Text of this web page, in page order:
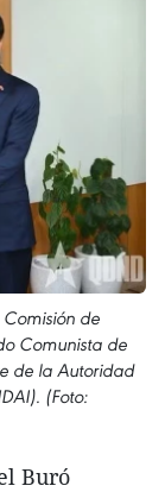
de
Comunista de
de la Autoridad
(Foto:
Buró